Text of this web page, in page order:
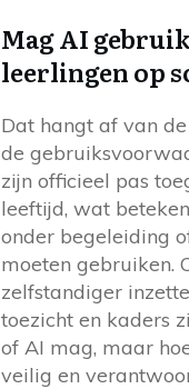
Mag AI
leerlingen op
Dat hangt af van
de
zijn officieel pas
leeftijd, wat
onder begeleiding
moeten gebruiken.
zelfstandiger
toezicht en kaders
of AI mag, maar
veilig en